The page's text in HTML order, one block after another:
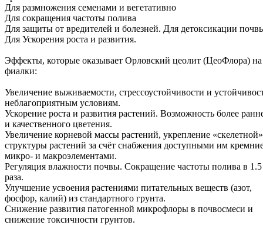
Для размножения семенами и вегетативно
Для сокращения частоты полива
Для защиты от вредителей и болезней. Для детоксикации
Для Ускорения роста и развития.
Эффекты, которые оказывает Орловский цеолит (ЦеоФлора) на
фиалки:
Увеличение выживаемости, стрессоустойчивости и
неблагоприятным условиям.
Ускорение роста и развития растений. Возможность более
и качественного цветения.
Увеличение корневой массы растений, укрепление «скелетной»
структуры растений за счёт снабжения доступными им
микро- и макроэлементами.
Регуляция влажности почвы. Сокращение частоты полива в 1.5
раза.
Улучшение усвоения растениями питательных веществ (азот,
фосфор, калий) из стандартного грунта.
Снижение развития патогенной микрофлоры в почвосмеси и
снижение токсичности грунтов.